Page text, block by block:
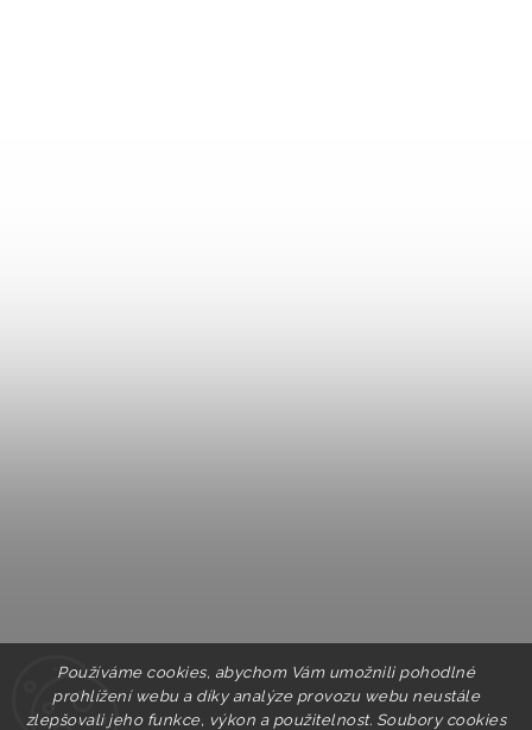
Používáme cookies, abychom Vám umožnili pohodlné
prohlížení webu a díky analýze provozu webu neustále
zlepšovali jeho funkce, výkon a použitelnost. Soubory cookies